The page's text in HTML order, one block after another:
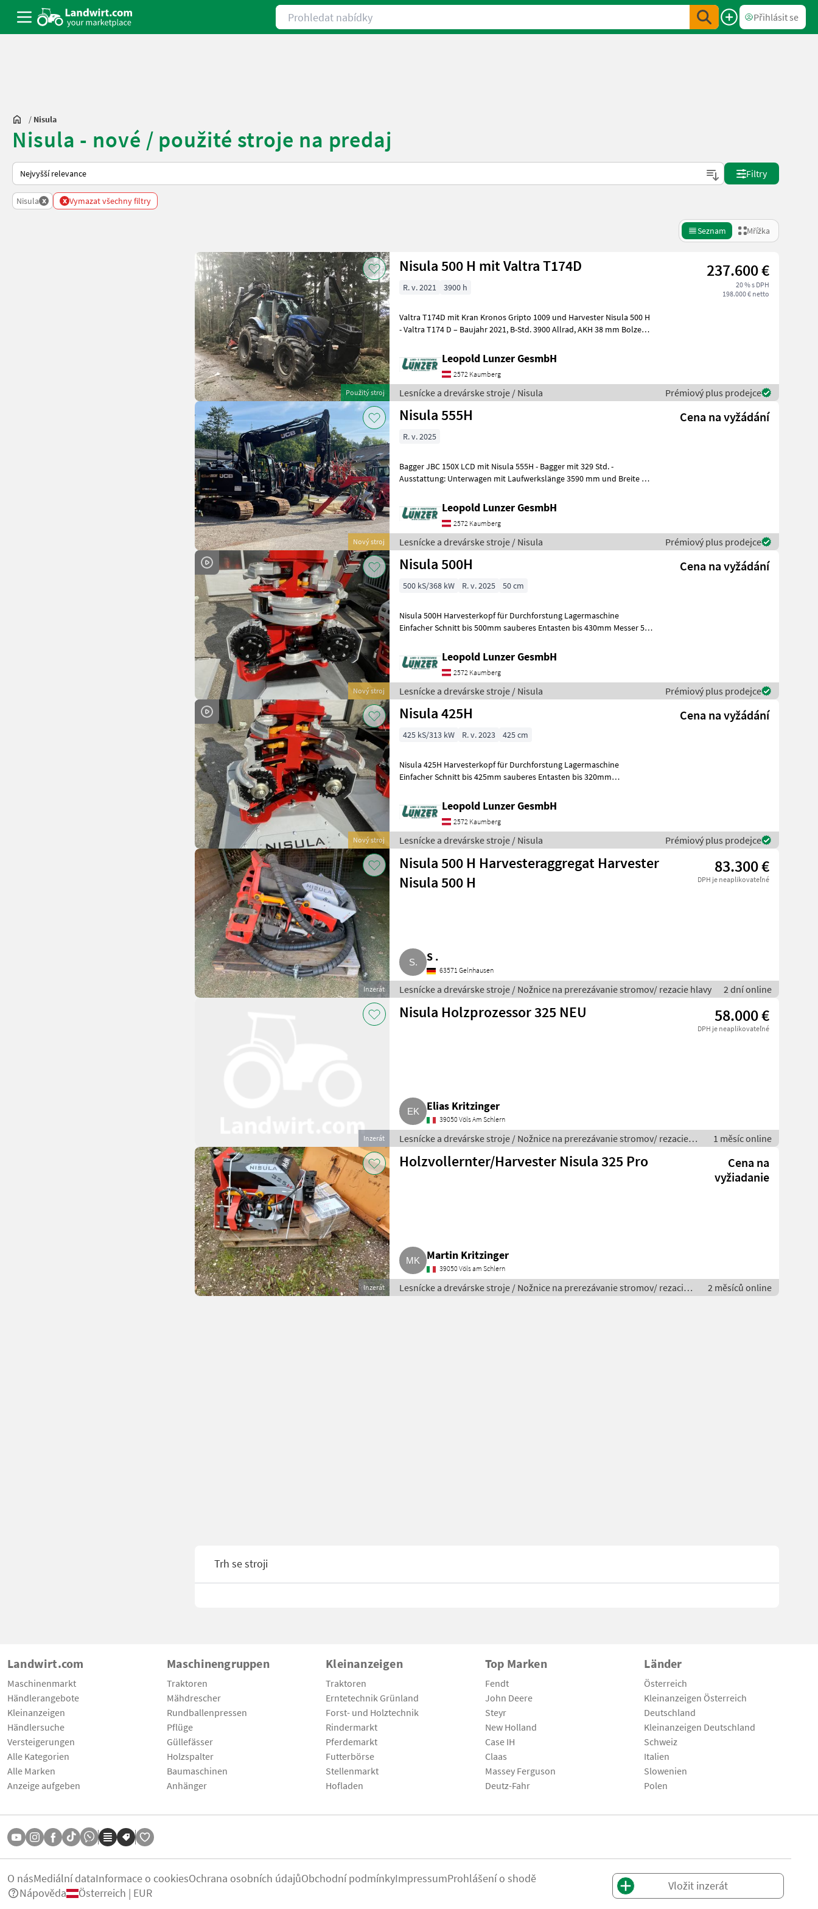
Prohledat nabídky
Přihlásit se
/ Nisula
Nisula - nové / použité stroje na predaj
Takto se řadí nabídky na Landwirt.com
Filtry
Nisula x x Vymazat všechny filtry
Seznam Mřížka
Použitý stroj
Nisula 500 H mit Valtra T174D 237.600 €
20 % s DPH
198.000 € netto
R. v. 2021 3900 h
Valtra T174D mit Kran Kronos Gripto 1009 und Harvester Nisula 500 H
- Valtra T174 D – Baujahr 2021, B-Std. 3900 Allrad, AKH 38 mm Bolzen
Leopold Lunzer GesmbH
2572 Kaumberg
Lesnícke a drevárske stroje / Nisula Prémiový plus prodejce
Nový stroj
Nisula 555H Cena na vyžádání
R. v. 2025
Bagger JBC 150X LCD mit Nisula 555H - Bagger mit 329 Std. -
Ausstattung: Unterwagen mit Laufwerkslänge 3590 mm und Breite 2,
Leopold Lunzer GesmbH
2572 Kaumberg
Lesnícke a drevárske stroje / Nisula Prémiový plus prodejce
Nový stroj
Nisula 500H Cena na vyžádání
500 kS/368 kW R. v. 2025 50 cm
Nisula 500H Harvesterkopf für Durchforstung Lagermaschine
Einfacher Schnitt bis 500mm sauberes Entasten bis 430mm Messer 5+1
Leopold Lunzer GesmbH
2572 Kaumberg
Lesnícke a drevárske stroje / Nisula Prémiový plus prodejce
Nový stroj
Nisula 425H Cena na vyžádání
425 kS/313 kW R. v. 2023 425 cm
Nisula 425H Harvesterkopf für Durchforstung Lagermaschine
Einfacher Schnitt bis 425mm sauberes Entasten bis 320mm
Leopold Lunzer GesmbH
2572 Kaumberg
Lesnícke a drevárske stroje / Nisula Prémiový plus prodejce
Inzerát
Nisula 500 H Harvesteraggregat Harvester
Nisula 500 H
83.300 €
DPH je neaplikovateľné
S .
63571 Gelnhausen
Lesnícke a drevárske stroje / Nožnice na prerezávanie stromov/ rezacie hlavy 2 dní online
Inzerát
Nisula Holzprozessor 325 NEU 58.000 €
DPH je neaplikovateľné
Elias Kritzinger
39050 Völs Am Schlern
Lesnícke a drevárske stroje / Nožnice na prerezávanie stromov/ rezacie
hlavy
1 měsíc online
Inzerát
Holzvollernter/Harvester Nisula 325 Pro
Cena na
vyžiadanie
Martin Kritzinger
39050 Völs am Schlern
Lesnícke a drevárske stroje / Nožnice na prerezávanie stromov/ rezacie
hlavy
2 měsíců online
Trh se stroji
Landwirt.com
Maschinenmarkt
Händlerangebote
Kleinanzeigen
Händlersuche
Versteigerungen
Alle Kategorien
Alle Marken
Anzeige aufgeben
Maschinengruppen
Traktoren
Mähdrescher
Rundballenpressen
Pflüge
Güllefässer
Holzspalter
Baumaschinen
Anhänger
Kleinanzeigen
Traktoren
Erntetechnik Grünland
Forst- und Holztechnik
Rindermarkt
Pferdemarkt
Futterbörse
Stellenmarkt
Hofladen
Top Marken
Fendt
John Deere
Steyr
New Holland
Case IH
Claas
Massey Ferguson
Deutz-Fahr
Länder
Österreich
Kleinanzeigen Österreich
Deutschland
Kleinanzeigen Deutschland
Schweiz
Italien
Slowenien
Polen
O násMediální dataInformace o cookiesOchrana osobních údajůObchodní podmínkyImpressumProhlášení o shodě
Nápověda
Österreich | EUR
Vložit inzerát